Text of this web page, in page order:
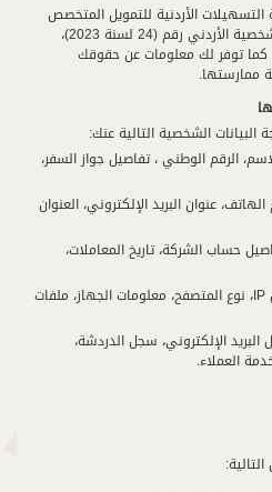
الأردنية للتمويل المتخصص
بالإمتثال لقانون حماية البيانات الشخصية الأردني رقم (24 لسنة 2023)،
كما توفر لك معلومات عن حقوقك
ممارستها.
الشخصية التالية عنك:
الرقم الوطني ، تفاصيل جواز السفر،
عنوان البريد الإلكتروني، العنوان
حساب الشركة، تاريخ المعاملات،
عنوان IP، نوع المتصفح، معلومات الجهاز، ملفات
الإلكتروني، سجل الدردشة،
العملاء.